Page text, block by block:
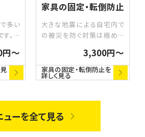
多い
。パ
ます。
いる
いた
〜
家具の固定・転倒防止
大きな地震による自宅内で
の被災を防ぐ対策は極めて
集まるリビングなど、家のな
かに潜む危険を取り除くこと
は命を守るためにとても大切
や、自宅の危険箇所の修繕・
い空間を作るお手伝いをいた
します。
3,300円〜
家具の固定・転倒防止を
詳しく見る
ューを全て見る